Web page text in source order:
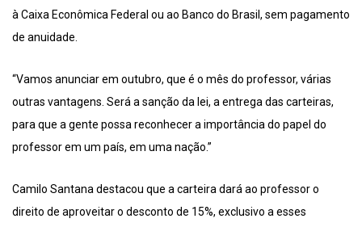
à Caixa Econômica Federal ou ao Banco do Brasil, sem pagamento
de anuidade.
“Vamos anunciar em outubro, que é o mês do professor, várias
outras vantagens. Será a sanção da lei, a entrega das carteiras,
para que a gente possa reconhecer a importância do papel do
professor em um país, em uma nação.”
Camilo Santana destacou que a carteira dará ao professor o
direito de aproveitar o desconto de 15%, exclusivo a esses